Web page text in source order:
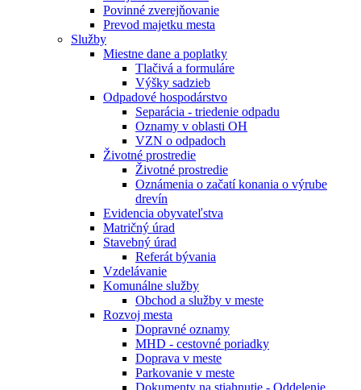
Povinné zverejňovanie
Prevod majetku mesta
Služby
Miestne dane a poplatky
Tlačivá a formuláre
Výšky sadzieb
Odpadové hospodárstvo
Separácia - triedenie odpadu
Oznamy v oblasti OH
VZN o odpadoch
Životné prostredie
Životné prostredie
Oznámenia o začatí konania o výrube
drevín
Evidencia obyvateľstva
Matričný úrad
Stavebný úrad
Referát bývania
Vzdelávanie
Komunálne služby
Obchod a služby v meste
Rozvoj mesta
Dopravné oznamy
MHD - cestovné poriadky
Doprava v meste
Parkovanie v meste
Dokumenty na stiahnutie - Oddelenie